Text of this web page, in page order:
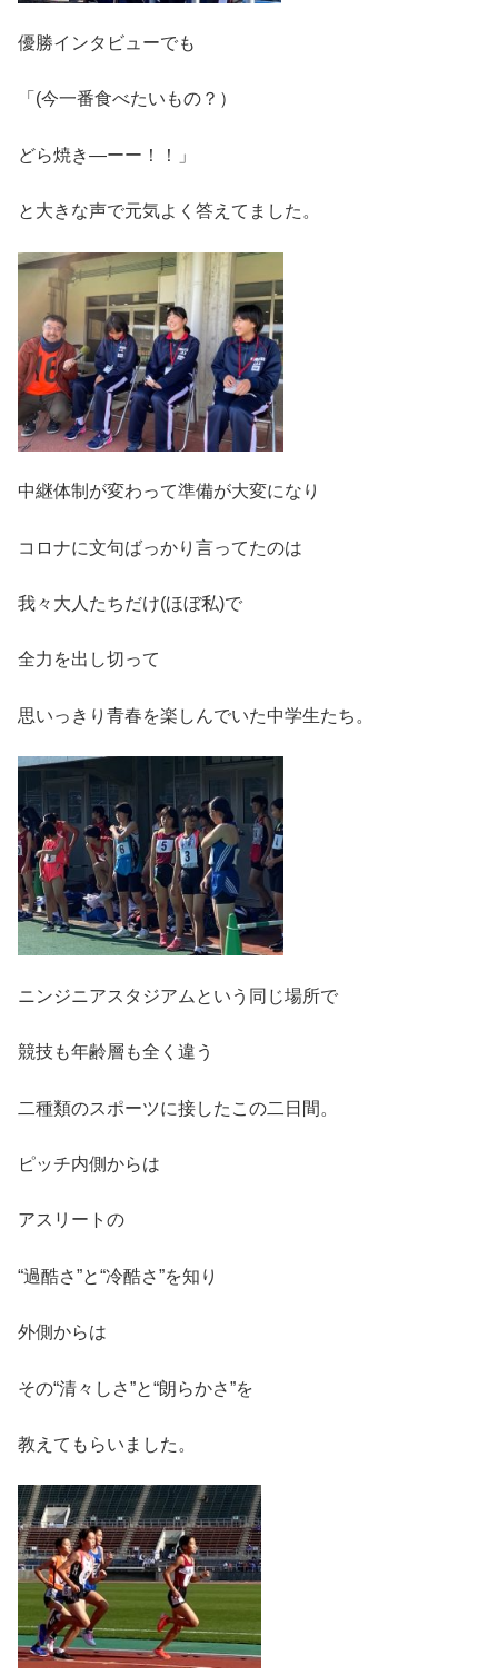
優勝インタビューでも
「(今一番食べたいもの？）
どら焼き―ーー！！」
と大きな声で元気よく答えてました。
中継体制が変わって準備が大変になり
コロナに文句ばっかり言ってたのは
我々大人たちだけ(ほぼ私)で
全力を出し切って
思いっきり青春を楽しんでいた中学生たち。
ニンジニアスタジアムという同じ場所で
競技も年齢層も全く違う
二種類のスポーツに接したこの二日間。
ピッチ内側からは
アスリートの
“過酷さ”と“冷酷さ”を知り
外側からは
その“清々しさ”と“朗らかさ”を
教えてもらいました。